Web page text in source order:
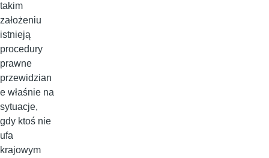
takim
założeniu
istnieją
procedury
prawne
przewidzian
e właśnie na
sytuacje,
gdy ktoś nie
ufa
krajowym